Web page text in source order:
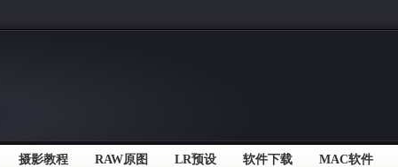
摄影教程 RAW原图 LR预设 软件下载 MAC软件